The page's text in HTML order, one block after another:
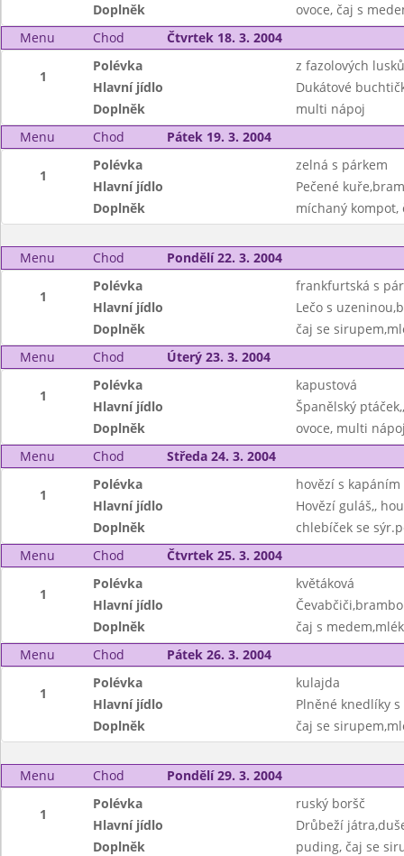
Doplněk
ovoce, čaj s
Menu
Chod Čtvrtek 18. 3. 2004
1
Polévka
z fazolových lusků
Hlavní jídlo
Dukátové
Doplněk
multi nápoj
Menu
Chod Pátek 19. 3. 2004
1
Polévka
zelná s párkem
Hlavní jídlo
Pečené
Doplněk
míchaný kompot,
Menu Chod Pondělí 22. 3. 2004
1
Polévka
frankfurtská s
Hlavní jídlo
Lečo s
Doplněk
čaj se
Menu
Chod Úterý 23. 3. 2004
1
Polévka
kapustová
Hlavní jídlo
Španělský
Doplněk
ovoce, multi
Menu
Chod Středa 24. 3. 2004
1
Polévka
hovězí s kapáním
Hlavní jídlo
Hovězí guláš,,
Doplněk
chlebíček se
Menu
Chod Čtvrtek 25. 3. 2004
1
Polévka
květáková
Hlavní jídlo
Doplněk
čaj s
Menu
Chod Pátek 26. 3. 2004
1
Polévka
kulajda
Hlavní jídlo
Plněné knedlíky
Doplněk
čaj se
Menu Chod Pondělí 29. 3. 2004
1
Polévka
ruský boršč
Hlavní jídlo
Drůbeží
Doplněk
puding, čaj se